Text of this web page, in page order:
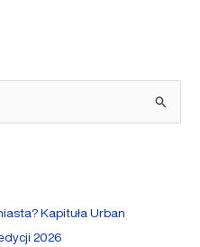
Kapituła Urban
2026